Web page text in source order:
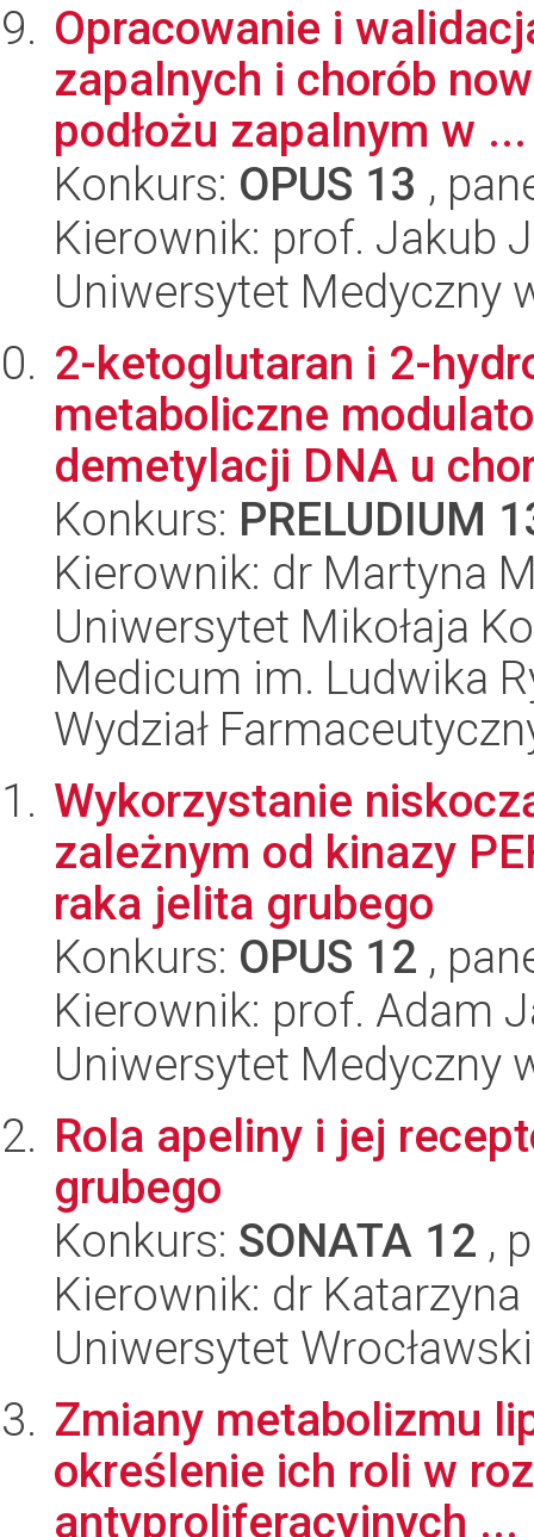
Opracowanie i
zapalnych i chorób
podłożu zapalnym w ...
Konkurs: OPUS 13 ,
Kierownik: prof. Jakub
Uniwersytet Medyczny
2-ketoglutaran i 2-
metaboliczne
demetylacji DNA u
Konkurs: PRELUDIUM
Kierownik: dr Martyna
Uniwersytet Mikołaja
Medicum im. Ludwika
Wydział
Wykorzystanie
zależnym od kinazy
raka jelita grubego
Konkurs: OPUS 12 ,
Kierownik: prof. Adam
Uniwersytet Medyczny
Rola apeliny i jej
grubego
Konkurs: SONATA 12 ,
Kierownik: dr
Uniwersytet
Zmiany metabolizmu
określenie ich roli w
antyproliferacyjnych ...